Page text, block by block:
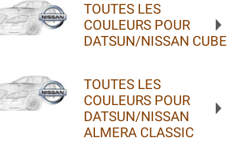
TOUTES LES
COULEURS POUR
DATSUN/NISSAN CUBE
TOUTES LES
COULEURS POUR
DATSUN/NISSAN
ALMERA CLASSIC